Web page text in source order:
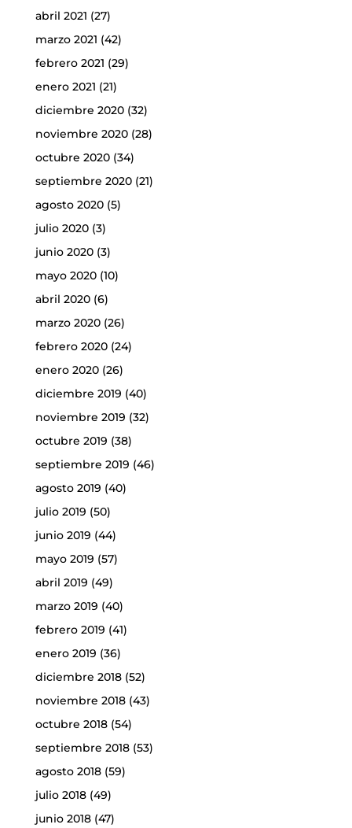
abril 2021 (27)
marzo 2021 (42)
febrero 2021 (29)
enero 2021 (21)
diciembre 2020(32)
noviembre 2020(28)
octubre 2020(34)
septiembre 2020(21)
agosto 2020(5)
julio 2020(3)
junio 2020(3)
mayo 2020(10)
abril 2020(6)
marzo 2020(26)
febrero 2020(24)
enero 2020(26)
diciembre 2019 (40)
noviembre 2019 (32)
octubre 2019 (38)
septiembre 2019 (46)
agosto 2019 (40)
julio 2019 (50)
junio 2019 (44)
mayo 2019 (57)
abril 2019 (49)
marzo 2019 (40)
febrero 2019 (41)
enero 2019 (36)
diciembre 2018(52)
noviembre 2018(43)
octubre 2018(54)
septiembre 2018(53)
agosto 2018(59)
julio 2018(49)
junio 2018(47)